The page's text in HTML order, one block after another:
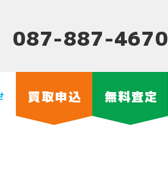
087-887-4670
買取申込 無料査定